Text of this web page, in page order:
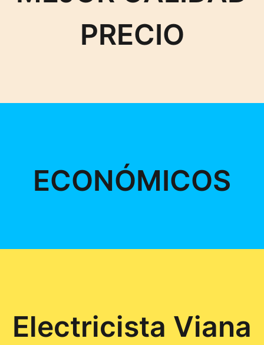
PRECIO
ECONÓMICOS
Electricista Viana